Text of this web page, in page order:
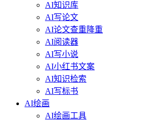
AI知识库
AI写论文
AI论文查重降重
AI阅读器
AI写小说
AI小红书文案
AI知识检索
AI写标书
AI绘画
AI绘画工具